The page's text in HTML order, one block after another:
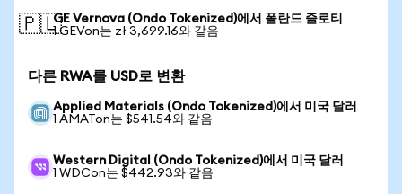
🇵🇱GE Vernova (Ondo Tokenized)에서 폴란드 즐로티
1 GEVon는 zł 3,699.16와 같음
다른 RWA를 USD로 변환
Applied Materials (Ondo Tokenized)에서 미국 달러
1 AMATon는 $541.54와 같음
Western Digital (Ondo Tokenized)에서 미국 달러
1 WDCon는 $442.93와 같음